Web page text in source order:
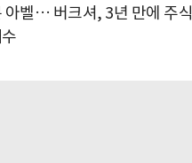
아벨… 버크셔, 3년 만에 주식